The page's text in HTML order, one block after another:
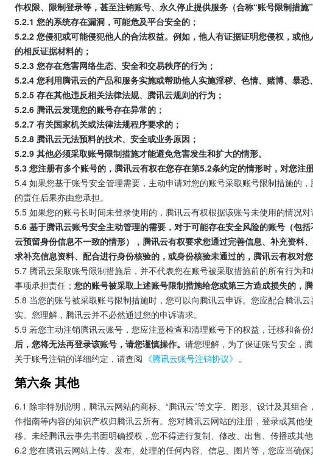
作权限、限制登录等，甚至注销账号、永久停止提供服务（合称“账号限制措施”
5.2.1 您的系统存在漏洞，可能危及平台安全的；
5.2.2 您侵犯或可能侵犯他人的合法权益。例如，他人有证据证明您侵权，或
的相反证据材料的；
5.2.3 您存在危害网络生态、安全和交易秩序的行为；
5.2.4 您利用腾讯云的产品和服务实施或帮助他人实施淫秽、色情、赌博、暴恐
5.2.5 存在其他违反相关法律法规、腾讯云规则的行为；
5.2.6 腾讯云发现您的账号存在异常的；
5.2.7 有关国家机关或法律法规程序要求的；
5.2.8 腾讯云无法预料的技术、安全或业务原因；
5.2.9 其他必须采取账号限制措施才能避免危害发生和扩大的情形。
5.3 您注册有多个账号的，腾讯云有权在您存在第5.2条约定的情形时，对您注
5.4 如果您基于账号安全管理需要，主动申请对您的账号采取账号限制措施的
的责任后果亦由您承担。
5.5 如果您的账号长时间未登录使用的，腾讯云有权根据该账号未使用的情况对
5.6 基于腾讯云账号安全主动管理的需要，对于可能存在安全风险的账号（包
云预留身份信息不一致的情形），腾讯云有权要求您通过完善信息、补充资料
求补充信息资料、配合进行身份核验的，或身份核验未通过的，腾讯云有权对
5.7 腾讯云采取账号限制措施后，并不代表您在账号被采取措施前的所有行为
事项承担责任； 您的账号被采取上述账号限制措施给您或第三方造成损失的，腾
5.8 当您的账号被采取账号限制措施时，您可以向腾讯云申诉。您应配合腾讯
实。您理解，腾讯云并不必然通过您的申诉请求。
5.9 若您主动注销腾讯云账号，您应注意检查和清理账号下的权益，迁移和备份
后，您将无法再登录该账号，请您谨慎操作。 请您理解，为了保证账号安全，
关于账号注销的详细约定，请查阅 《腾讯云账号注销协议》 。
第六条 其他
6.1 除非特别说明，腾讯云网站的商标、“腾讯云”等文字、图形、设计及其组
作指南等内容的知识产权归腾讯云所有。您对腾讯云网站的注册，登录或其他
移。未经腾讯云事先书面明确授权，您不得进行复制、修改、出售、传播或其
6.2 您在腾讯云网站上传、发布、处理的任何内容、信息、图片等，您应当确